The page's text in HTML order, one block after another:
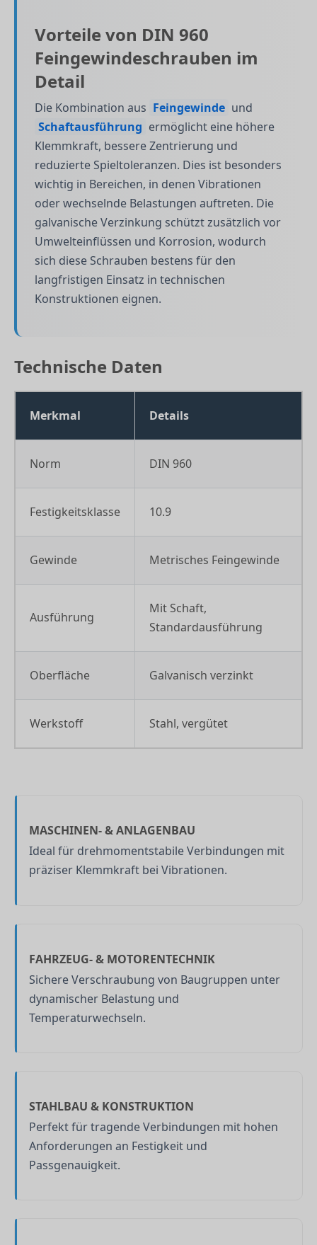
Vorteile von DIN 960
Feingewindeschrauben im
Detail
Die Kombination aus Feingewinde und
Schaftausführung ermöglicht eine höhere
Klemmkraft, bessere Zentrierung und
reduzierte Spieltoleranzen. Dies ist besonders
wichtig in Bereichen, in denen Vibrationen
oder wechselnde Belastungen auftreten. Die
galvanische Verzinkung schützt zusätzlich vor
Umwelteinflüssen und Korrosion, wodurch
sich diese Schrauben bestens für den
langfristigen Einsatz in technischen
Konstruktionen eignen.
Technische Daten
Merkmal Details
Norm DIN 960
Festigkeitsklasse 10.9
Gewinde Metrisches Feingewinde
Ausführung
Mit Schaft,
Standardausführung
Oberfläche Galvanisch verzinkt
Werkstoff Stahl, vergütet
MASCHINEN- & ANLAGENBAU
Ideal für drehmomentstabile Verbindungen mit
präziser Klemmkraft bei Vibrationen.
FAHRZEUG- & MOTORENTECHNIK
Sichere Verschraubung von Baugruppen unter
dynamischer Belastung und
Temperaturwechseln.
STAHLBAU & KONSTRUKTION
Perfekt für tragende Verbindungen mit hohen
Anforderungen an Festigkeit und
Passgenauigkeit.